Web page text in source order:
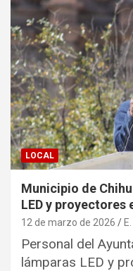
LOCAL
Municipio de
LED y proyectores
12 de marzo de 2026
Personal del
lámparas LED y